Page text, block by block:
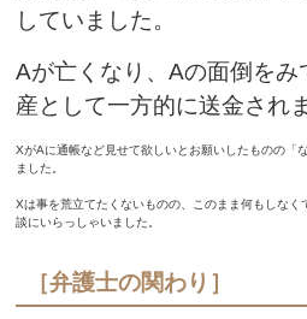
していました。
Aが亡くなり、Aの面倒を
産として一方的に送金され
XがAに通帳など見せて欲しいとお願いしたものの「
ました。
Xは事を荒立てたくないものの、このまま何もしな
談にいらっしゃいました。
［弁護士の関わり］